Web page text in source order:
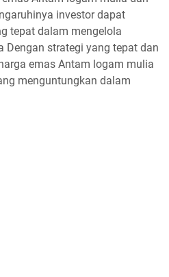
investor dapat
tepat dalam mengelola
Dengan strategi yang tepat dan
emas Antam logam mulia
menguntungkan dalam